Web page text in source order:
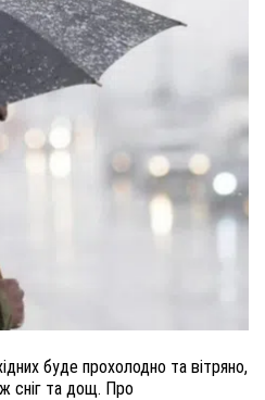
буде прохолодно та вітряно,
сніг та дощ. Про